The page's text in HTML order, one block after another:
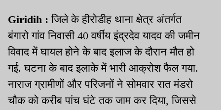
Giridih : जिले के हीरोडीह थाना क्षेत्र अंतर्गत
बंगारो गांव निवासी 40 वर्षीय इंद्रदेव यादव की जमीन
विवाद में घायल होने के बाद इलाज के दौरान मौत हो
गई. घटना के बाद इलाके में भारी आक्रोश फैल गया.
नाराज ग्रामीणों और परिजनों ने सोमवार रात मंडरो
चौक को करीब पांच घंटे तक जाम कर दिया, जिससे